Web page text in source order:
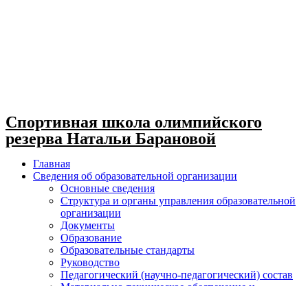
Спортивная школа олимпийского
резерва Натальи Барановой
Главная
Сведения об образовательной организации
Основные сведения
Структура и органы управления образовательной
организации
Документы
Образование
Образовательные стандарты
Руководство
Педагогический (научно-педагогический) состав